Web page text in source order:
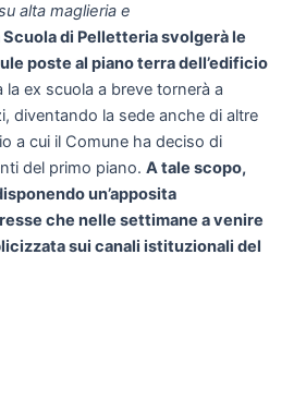
alta maglieria e
Scuola di Pelletteria svolgerà le
poste al piano terra dell’edificio
la ex scuola a breve tornerà a
diventando la sede anche di altre
a cui il Comune ha deciso di
del primo piano. A tale scopo,
un’apposita
che nelle settimane a venire
sui canali istituzionali del